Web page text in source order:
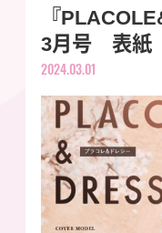
『
3月号 表紙
2024.03.01